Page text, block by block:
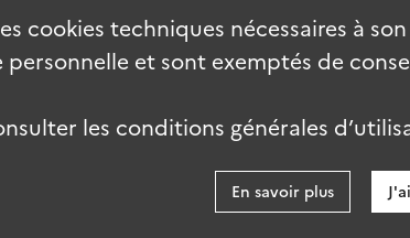
cookies techniques nécessaires à
personnelle et sont exemptés de
les conditions générales
En savoir plus